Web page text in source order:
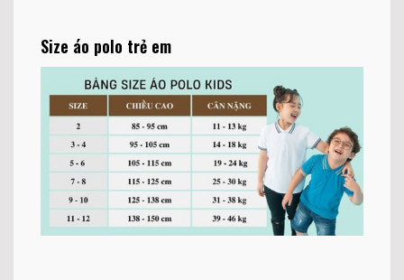
Size áo polo trẻ em